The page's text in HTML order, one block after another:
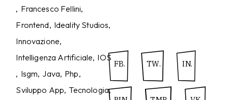
Francesco Fellini
Frontend Ideality Studios
Innovazione
Intelligenza Artificiale IOS
Isgm Java Php
Sviluppo App Tecnologia
FB. TW. IN.